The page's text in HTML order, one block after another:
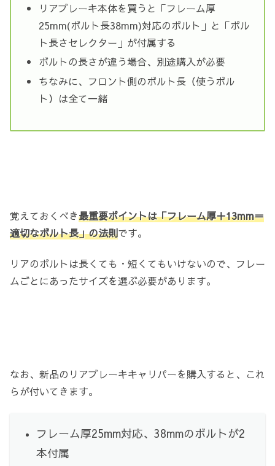
リアブレーキ本体を買うと「フレーム厚
25mm(ボルト長38mm)対応のボルト」と「ボル
ト長さセレクター」が付属する
ボルトの長さが違う場合、別途購入が必要
ちなみに、フロント側のボルト長（使うボル
ト）は全て一緒
覚えておくべき最重要ポイントは「フレーム厚＋13mm＝
適切なボルト長」の法則です。
リアのボルトは長くても・短くてもいけないので、フレー
ムごとにあったサイズを選ぶ必要があります。
なお、新品のリアブレーキキャリパーを購入すると、これ
らが付いてきます。
フレーム厚25mm対応、38mmのボルトが2
本付属